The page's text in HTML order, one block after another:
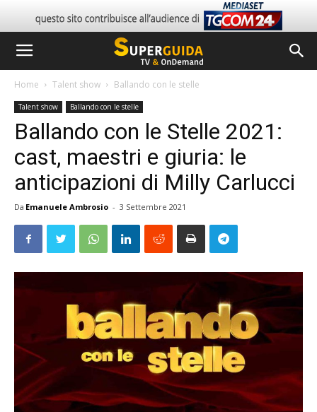
Home Talent show Ballando con le stelle
Talent show Ballando con le stelle
Ballando con le Stelle 2021:
cast, maestri e giuria: le
anticipazioni di Milly Carlucci
Da Emanuele Ambrosio - 3 Settembre 2021